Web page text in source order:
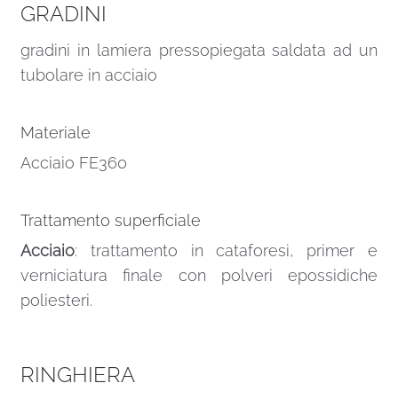
GRADINI
gradini in lamiera pressopiegata saldata ad un
tubolare in acciaio
Materiale
Acciaio FE360
Trattamento superficiale
Acciaio: trattamento in cataforesi, primer e
verniciatura finale con polveri epossidiche
poliesteri.
RINGHIERA